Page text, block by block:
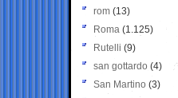
rom (13)
Roma (1.125)
Rutelli (9)
san gottardo (4)
San Martino (3)